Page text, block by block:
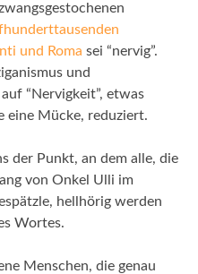
und Roma sei “nervig”.
und
“Nervigkeit”, etwas
eine Mücke, reduziert.
der Punkt, an dem alle, die
von Onkel Ulli im
hellhörig werden
Wortes.
Menschen, die genau